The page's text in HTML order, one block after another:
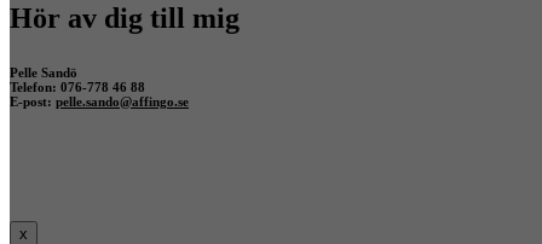
Hör av dig till mig
Pelle Sandö
Telefon: 076-778 46 88
E-post: pelle.sando@affingo.se
x